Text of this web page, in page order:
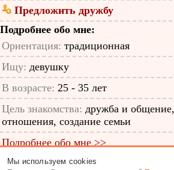
Предложить дружбу
Подробнее обо мне:
Ориентация: традиционная
Ищу: девушку
В возрасте: 25 - 35 лет
Цель знакомства: дружба и
отношения, создание семьи
Подробнее обо мне >>
ID анкеты: 12187219
Мы используем cookies